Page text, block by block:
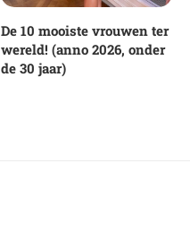
De 10 mooiste vrouwen ter
wereld! (anno 2026, onder
de 30 jaar)